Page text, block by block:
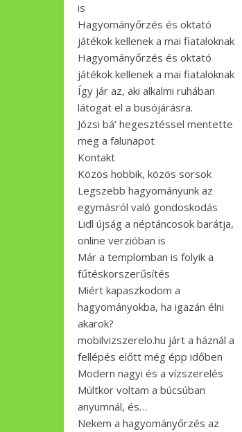
is
Hagyományőrzés és oktató
játékok kellenek a mai fiataloknak
Hagyományőrzés és oktató
játékok kellenek a mai fiataloknak
Így jár az, aki alkalmi ruhában
látogat el a busójárásra.
Józsi bá’ hegesztéssel mentette
meg a falunapot
Kontakt
Közös hobbik, közös sorsok
Legszebb hagyományunk az
egymásról való gondoskodás
Lidl újság a néptáncosok barátja,
online verzióban is
Már a templomban is folyik a
fűtéskorszerűsítés
Miért kapaszkodom a
hagyományokba, ha igazán élni
akarok?
mobilvizszerelo.hu járt a háznál a
fellépés előtt még épp időben
Modern nagyi és a vízszerelés
Múltkor voltam a búcsúban
anyumnál, és…
Nekem a hagyományőrzés az